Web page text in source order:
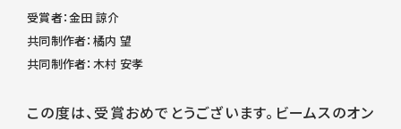
受賞者：金田 諒介
共同制作者：橘内 望
共同制作者：木村 安孝
この度は、受賞おめでとうございます。ビームスのオン